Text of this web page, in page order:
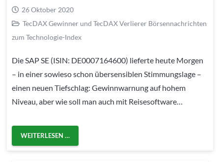
26 Oktober 2020
TecDAX Gewinner und TecDAX Verlierer Börsennachrichten
zum Technologie-Index
Die SAP SE (ISIN: DE0007164600) lieferte heute Morgen
– in einer sowieso schon übersensiblen Stimmungslage –
einen neuen Tiefschlag: Gewinnwarnung auf hohem
Niveau, aber wie soll man auch mit Reisesoftware…
WEITERLESEN …